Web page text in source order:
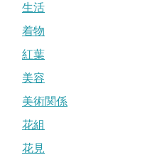
生活
着物
紅葉
美容
美術関係
花組
花見